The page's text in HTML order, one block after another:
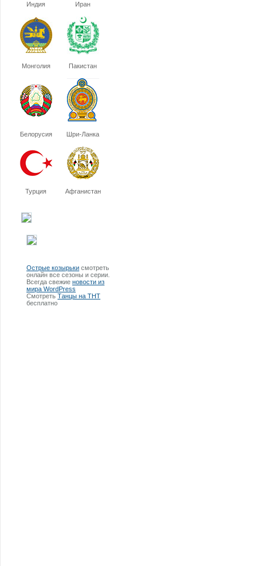
Индия Иран
Монголия Пакистан
Белорусия Шри-Ланка
Турция Афганистан
Острые козырьки смотреть
онлайн все сезоны и серии.
Всегда свежие новости из
мира WordPress
Смотреть Танцы на ТНТ
бесплатно